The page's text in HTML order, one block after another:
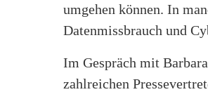
umgehen können. In
Datenmissbrauch und
Im Gespräch mit
zahlreichen